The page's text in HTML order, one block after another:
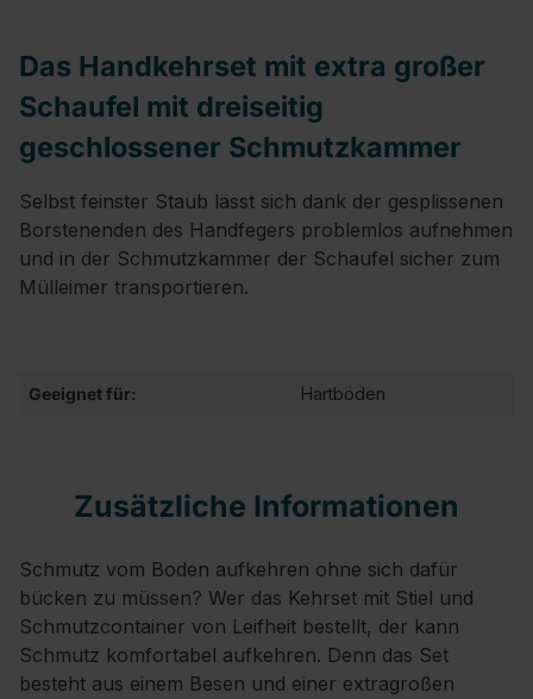
Das Handkehrset mit extra großer
Schaufel mit dreiseitig
geschlossener Schmutzkammer
Selbst feinster Staub lässt sich dank der gesplissenen
Borstenenden des Handfegers problemlos aufnehmen
und in der Schmutzkammer der Schaufel sicher zum
Mülleimer transportieren.
Geeignet für: Hartböden
Zusätzliche Informationen
Schmutz vom Boden aufkehren ohne sich dafür
bücken zu müssen? Wer das Kehrset mit Stiel und
Schmutzcontainer von Leifheit bestellt, der kann
Schmutz komfortabel aufkehren. Denn das Set
besteht aus einem Besen und einer extragroßen